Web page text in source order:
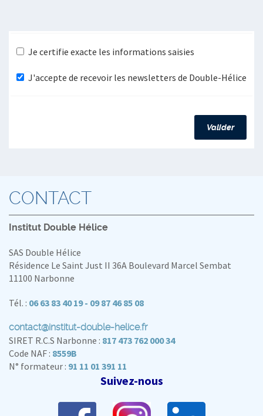
Je certifie exacte les informations saisies
J'accepte de recevoir les newsletters de Double-Hélice
Valider
CONTACT
Institut Double Hélice
SAS Double Hélice
Résidence Le Saint Just II 36A Boulevard Marcel Sembat
11100 Narbonne
Tél. : 06 63 83 40 19 - 09 87 46 85 08
contact@institut-double-helice.fr
SIRET R.C.S Narbonne : 817 473 762 000 34
Code NAF : 8559B
N° formateur : 91 11 01 391 11
Suivez-nous